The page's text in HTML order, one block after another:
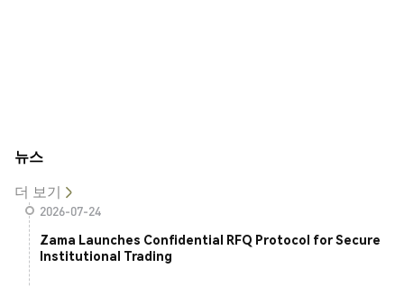
뉴스
더 보기
2026-07-24
Zama Launches Confidential RFQ Protocol for Secure
Institutional Trading